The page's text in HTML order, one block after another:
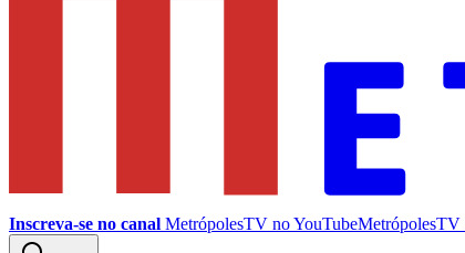
Inscreva-se no canal MetrópolesTV noYouTubeMetrópolesTV